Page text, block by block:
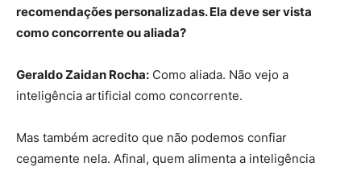
recomendações personalizadas. Ela deve ser vista
como concorrente ou aliada?
Geraldo Zaidan Rocha: Como aliada. Não vejo a
inteligência artificial como concorrente.
Mas também acredito que não podemos confiar
cegamente nela. Afinal, quem alimenta a inteligência